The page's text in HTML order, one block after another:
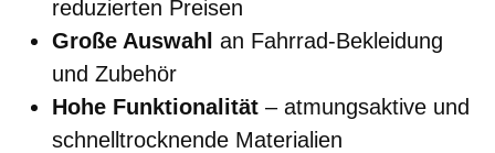
reduzierten Preisen
Große Auswahl an Fahrrad-Bekleidung
und Zubehör
Hohe Funktionalität– atmungsaktive und
schnelltrocknende Materialien